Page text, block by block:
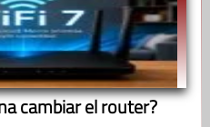
cambiar el router?